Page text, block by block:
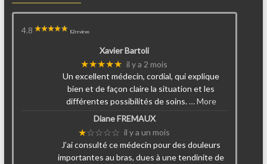
4.8 82 reviews
Xavier Bartoli
★★★★★ il y a 2 mois
Un excellent médecin, cordial, qui explique
bien et de façon claire la situation et les
différentes possibilités de soins.… More
Diane FREMAUX
★☆☆☆☆ il y a un mois
J’ai consulté ce médecin pour des douleurs
importantes au bras, dues à une tendinite de